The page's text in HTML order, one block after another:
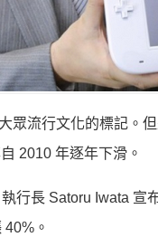
眾流行文化的標記。
2010 年逐年下滑。
行長 Satoru Iwata 宣
。